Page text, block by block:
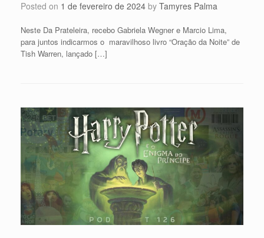
Posted on 1 de fevereiro de 2024 by Tamyres Palma
Neste Da Prateleira, recebo Gabriela Wegner e Marcio Lima,
para juntos indicarmos o maravilhoso livro “Oração da Noite” de
Tish Warren, lançado […]